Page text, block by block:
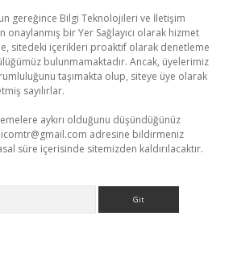
gereğince Bilgi Teknolojileri ve İletişim
onaylanmış bir Yer Sağlayıcı olarak hizmet
sitedeki içerikleri proaktif olarak denetleme
bulunmamaktadır. Ancak, üyelerimiz
taşımakta olup, siteye üye olarak
sayılırlar.
aykırı olduğunu düşündüğünüz
adresine bildirmeniz
süre içerisinde sitemizden kaldırılacaktır.